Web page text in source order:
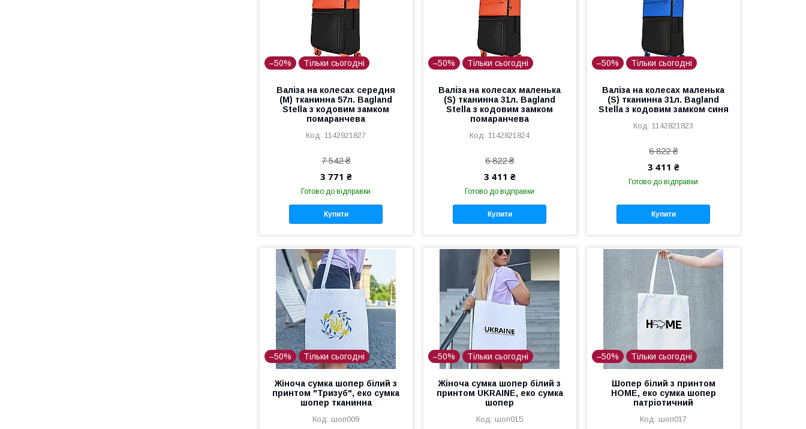
–50% Тільки сьогодні
Валіза на колесах середня
(M) тканинна 57л. Bagland
Stella з кодовим замком
помаранчева
1142921827
7 542 ₴
3 771 ₴
Готово до відправки
Купити
–50% Тільки сьогодні
Валіза на колесах маленька
(S) тканинна 31л. Bagland
Stella з кодовим замком
помаранчева
1142821824
6 822 ₴
3 411 ₴
Готово до відправки
Купити
–50% Тільки сьогодні
Валіза на колесах маленька
(S) тканинна 31л. Bagland
Stella з кодовим замком синя
1142821823
6 822 ₴
3 411 ₴
Готово до відправки
Купити
–50% Тільки сьогодні
Жіноча сумка шопер білий з
принтом "Тризуб", еко сумка
шопер тканинна
шоп009
–50% Тільки сьогодні
Жіноча сумка шопер білий з
принтом UKRAINE, еко сумка
шопер
шоп015
–50% Тільки сьогодні
Шопер білий з принтом
HOME, еко сумка шопер
патріотичний
шоп017